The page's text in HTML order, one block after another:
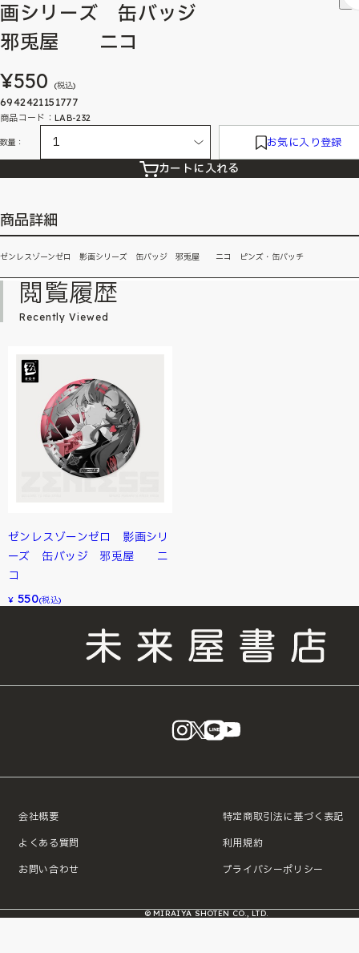
画シリーズ 缶バッジ
邪兎屋 ニコ
¥550 (税込)
6942421151777
商品コード：LAB-232
数量： お気に入り登録
カートに入れる
商品詳細
ゼンレスゾーンゼロ 影画シリーズ 缶バッジ 邪兎屋 ニコ ピンズ・缶バッチ
閲覧履歴
Recently Viewed
ゼンレスゾーンゼロ 影画シリ
ーズ 缶バッジ 邪兎屋 ニ
コ
¥ 550(税込)
instagram
X LINE
会社概要
よくある質問
お問い合わせ
特定商取引法に基づく表記
利用規約
プライバシーポリシー
© MIRAIYA SHOTEN CO., LTD.